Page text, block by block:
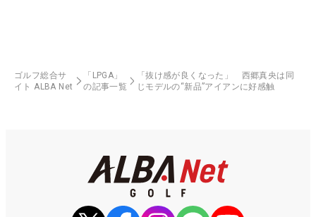
ゴルフ総合サ
イト ALBA Net
「LPGA」
の記事一覧
「抜け感が良くなった」 西郷真央は同
じモデルの“新品”アイアンに好感触